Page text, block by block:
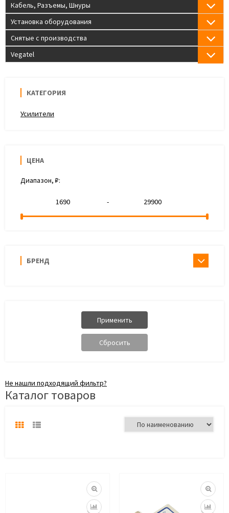
Кабель, Разъемы, Шнуры
Установка оборудования
Снятые с производства
Vegatel
КАТЕГОРИЯ
Усилители
ЦЕНА
Диапазон, ₽:
-
БРЕНД
Не нашли подходящий фильтр?
Каталог товаров